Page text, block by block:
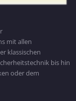
mit allen
klassischen
bis hin
oder dem